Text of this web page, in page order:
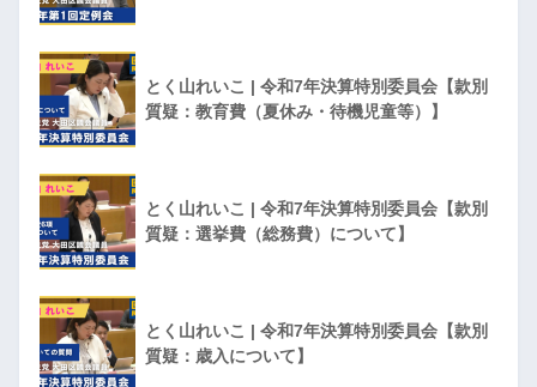
とく山れいこ | 令和7年決算特別委員会【款別
質疑：教育費（夏休み・待機児童等）】
とく山れいこ | 令和7年決算特別委員会【款別
質疑：選挙費（総務費）について】
とく山れいこ | 令和7年決算特別委員会【款別
質疑：歳入について】